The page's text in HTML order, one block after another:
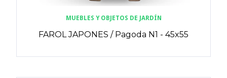
MUEBLES Y OBJETOS DE JARDÍN
FAROL JAPONES / Pagoda N1 - 45x55